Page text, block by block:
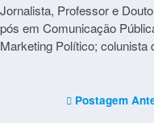
Jornalista, Professor e
pós em Comunicação
Marketing Político; colunista
Postagem